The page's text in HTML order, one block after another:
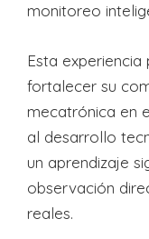
monitoreo
Esta
fortalecer su
mecatrónica en
al desarrollo
un aprendizaje
observación
reales.